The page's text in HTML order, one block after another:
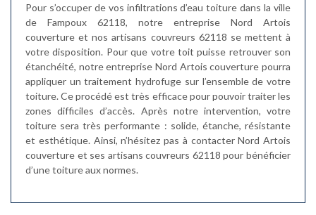
Pour s’occuper de vos infiltrations d’eau toiture dans la ville
de Fampoux 62118, notre entreprise Nord Artois
couverture et nos artisans couvreurs 62118 se mettent à
votre disposition. Pour que votre toit puisse retrouver son
étanchéité, notre entreprise Nord Artois couverture pourra
appliquer un traitement hydrofuge sur l’ensemble de votre
toiture. Ce procédé est très efficace pour pouvoir traiter les
zones difficiles d’accès. Après notre intervention, votre
toiture sera très performante : solide, étanche, résistante
et esthétique. Ainsi, n’hésitez pas à contacter Nord Artois
couverture et ses artisans couvreurs 62118 pour bénéficier
d’une toiture aux normes.